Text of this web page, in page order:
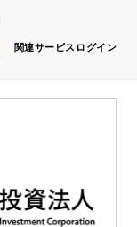
関連サービス ログイン